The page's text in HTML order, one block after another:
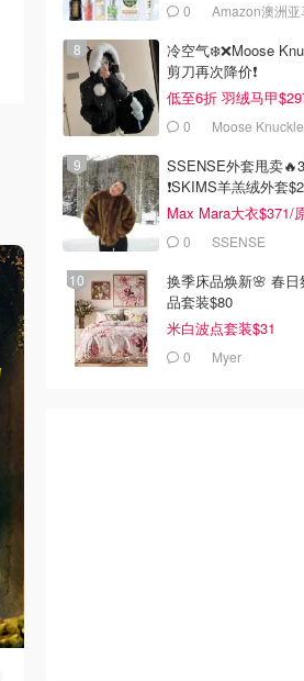
Chanel ROUGE COCO
Dealmoon澳新省钱快报
去购买
Chanel LES
Dealmoon澳新省钱快报
去购买
0 Amazon澳洲亚
冷空气❄️❌️Moose
剪刀再次降价❗️
低至6折 羽绒马甲
0 Moose
SSENSE外套甩卖
❗SKIMS羊羔绒外套
Max Mara大衣$371/
0 SSENSE
换季床品焕新🌸 春日
品套装$80
米白波点套装$31
0 Myer